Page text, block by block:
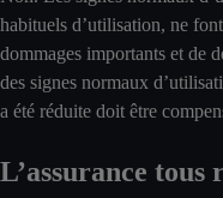
habituels d’utilisation, ne
dommages importants et de
des signes normaux
a été réduite doit être
L’assurance